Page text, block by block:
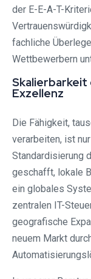
der E-E-A-T-
fachliche
Wettbewerbern
Exzellenz
Die Fähigkeit,
verarbeiten, ist
Standardisierung
geschafft, lokale
ein globales
zentralen IT-
geografische
neuem Markt